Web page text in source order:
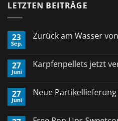
LETZTEN BEITRÄGE
23
Sep.
Zurück am Wasser
Zurück
Simon
T.
27
Juni
Karpfenpellets jetzt
Karpfenpellets
27
Juni
Neue Partikellieferung